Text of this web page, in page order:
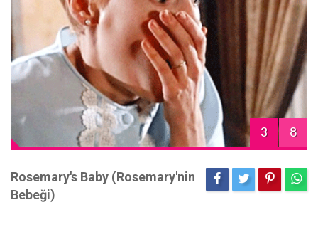
3 8
Rosemary's Baby (Rosemary'nin
Bebeği)